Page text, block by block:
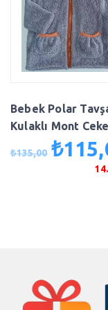
Bebek Polar
Kulaklı Mont
₺135,00 Orijinal
₺